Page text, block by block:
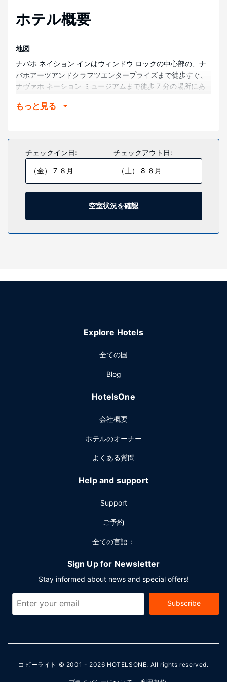
ホテル概要
地図
ナバホ ネイション インはウィンドウ ロックの中心部の、ナ
バホアーツアンドクラフツエンタープライズまで徒歩すぐ、
ナヴァホ ネーション ミュージアムまで徒歩 7 分の場所にあ
カル パークまで 0.8 km、ウィンドウ・ロック・トライバ
全部で 56 ある冷房完備の客室には冷蔵庫、液晶テレビなど
が備わっており、ゆっくりおくつろぎいただけます。有線イ
ンターネット アクセス / WiFi を無料でお使いいただけるほ
か、衛星放送の番組をご覧いただけます。バスルームには、
シャワー付き浴槽、ヘアドライヤー、歯磨きセットが備わっ
ています。セーフティボックス、デスクの他に、市内通話
(無料)付きの電話をご利用いただけます。
施設
ご利用いただけます。
～ 11:00 までお召し上がりいただけます。
設備をお使いいただけます。敷地内にはセルフパーキング
もっと見る
チェックイン日:
（金） 7 ８月
チェックアウト日:
（土） 8 ８月
空室状況を確認
Explore Hotels
全ての国
Blog
HotelsOne
会社概要
ホテルのオーナー
よくある質問
Help and support
Support
ご予約
全ての言語：
Sign Up for Newsletter
Stay informed about news and special offers!
Subscribe
コピーライト © 2001 - 2026 HOTELSONE. All rights reserved.